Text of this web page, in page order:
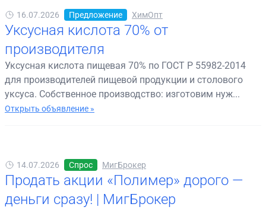
16.07.2026 Предложение ХимОпт
Уксусная кислота 70% от
производителя
Уксусная кислота пищевая 70% по ГОСТ Р 55982-2014
для производителей пищевой продукции и столового
уксуса. Собственное производство: изготовим нуж...
Открыть объявление »
14.07.2026 Спрос МигБрокер
Продать акции «Полимер» дорого —
деньги сразу! | МигБрокер